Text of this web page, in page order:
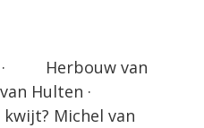
· Herbouw van
van Hulten ·
Michel van